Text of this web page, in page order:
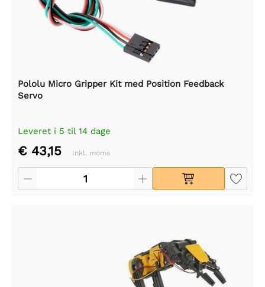
Pololu Micro Gripper Kit med Position Feedback
Servo
Leveret i 5 til 14 dage
€ 43,15 Inkl. moms